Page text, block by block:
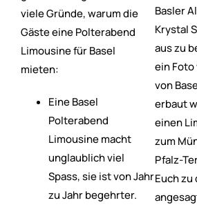
viele Gründe, warum die
Gäste eine Polterabend
Limousine für Basel
mieten:
Eine Basel
Polterabend
Limousine macht
unglaublich viel
Spass, sie ist von Jahr
zu Jahr begehrter.
Basler
Krystal
aus zu
ein Foto
von
erbaut
einen
zum
Pfalz-
Euch zu